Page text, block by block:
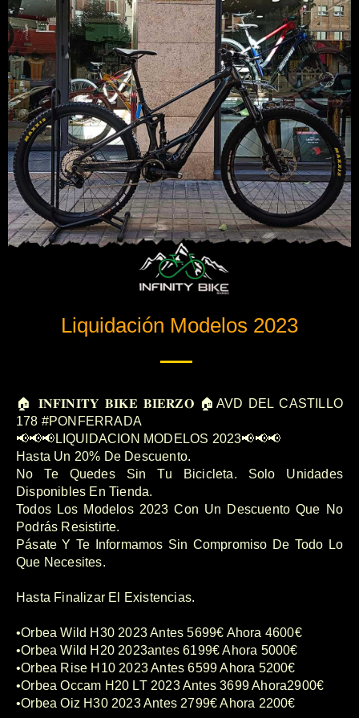
Liquidación Modelos 2023
🏠 𝐈𝐍𝐅𝐈𝐍𝐈𝐓𝐘 𝐁𝐈𝐊𝐄 𝐁𝐈𝐄𝐑𝐙𝐎 🏠AVD DEL CASTILLO
178 #PONFERRADA
📢📢📢LIQUIDACION MODELOS 2023📢📢📢
Hasta Un 20% De Descuento.
No Te Quedes Sin Tu Bicicleta. Solo Unidades
Disponibles En Tienda.
Todos Los Modelos 2023 Con Un Descuento Que No
Podrás Resistirte.
Pásate Y Te Informamos Sin Compromiso De Todo Lo
Que Necesites.
Hasta Finalizar El Existencias.
•Orbea Wild H30 2023 Antes 5699€ Ahora 4600€
•Orbea Wild H20 2023antes 6199€ Ahora 5000€
•Orbea Rise H10 2023 Antes 6599 Ahora 5200€
•Orbea Occam H20 LT 2023 Antes 3699 Ahora2900€
•Orbea Oiz H30 2023 Antes 2799€ Ahora 2200€